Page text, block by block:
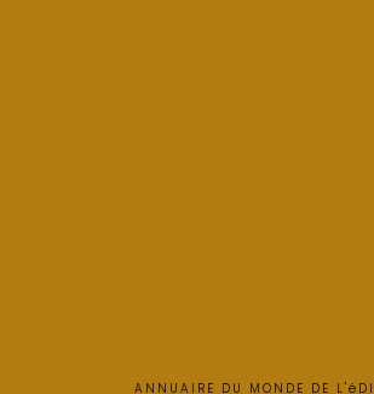
ANNUAIRE DU MONDE DE